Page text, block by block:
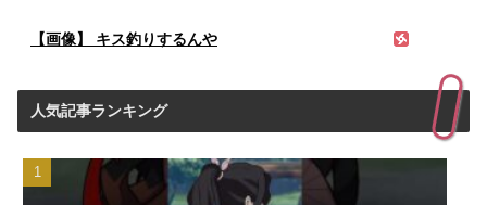
【画像】 キス釣りするんや
人気記事ランキング